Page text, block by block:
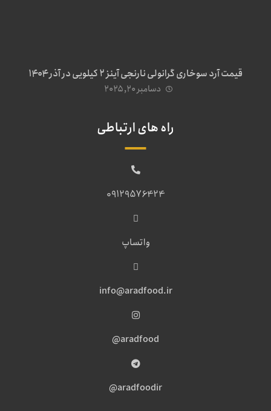
قیمت آرد سوخاری گرانولی نارنجی آینز ۲ کیلویی در آذر ۱۴۰۴
دسامبر ۲۰, ۲۰۲۵
راه های ارتباطی
09129576424
واتساپ
info@aradfood.ir
aradfood@
aradfoodir@